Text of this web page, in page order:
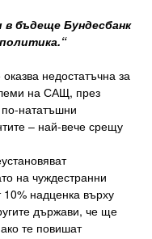
бъдеще Бундесбанк
недостатъчна за
на САЩ, през
нататъшни
– най-вече срещу
на чуждестранни
надценка върху
държави, че ще
те повишат